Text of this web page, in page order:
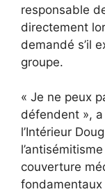
responsable
directement
demandé s’il
groupe.
« Je ne peux
défendent »,
l’Intérieur
couverture